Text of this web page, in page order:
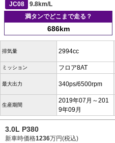
JC08
9.8km/L
満タンでどこまで走る？
686km
排気量 2994cc
ミッション フロア8AT
最大出力 340ps/6500rpm
生産期間
2019年07月～201
9年09月
3.0L P380
新車時価格1236万円(税込)